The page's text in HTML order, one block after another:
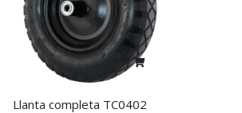
Llanta completa TC0402